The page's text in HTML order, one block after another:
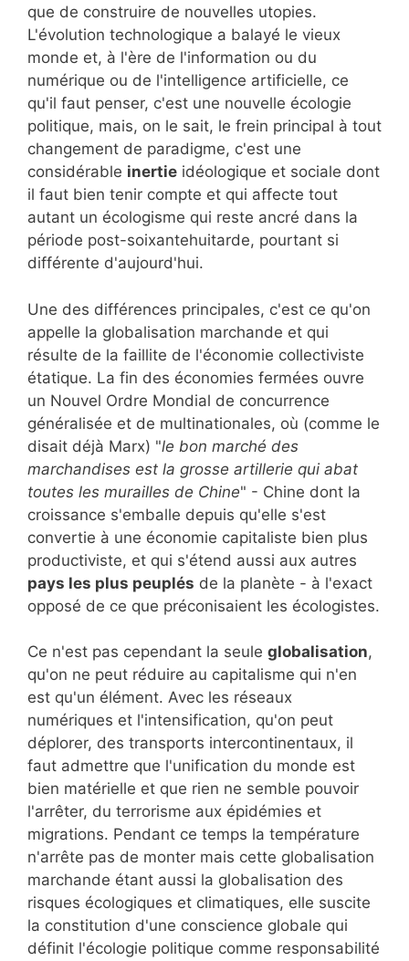
que de construire de nouvelles utopies.
L'évolution technologique a balayé le vieux
monde et, à l'ère de l'information ou du
numérique ou de l'intelligence artificielle, ce
qu'il faut penser, c'est une nouvelle écologie
politique, mais, on le sait, le frein principal à tout
changement de paradigme, c'est une
considérable inertie idéologique et sociale dont
il faut bien tenir compte et qui affecte tout
autant un écologisme qui reste ancré dans la
période post-soixantehuitarde, pourtant si
différente d'aujourd'hui.
Une des différences principales, c'est ce qu'on
appelle la globalisation marchande et qui
résulte de la faillite de l'économie collectiviste
étatique. La fin des économies fermées ouvre
un Nouvel Ordre Mondial de concurrence
généralisée et de multinationales, où (comme le
disait déjà Marx) "le bon marché des
marchandises est la grosse artillerie qui abat
toutes les murailles de Chine" - Chine dont la
croissance s'emballe depuis qu'elle s'est
convertie à une économie capitaliste bien plus
productiviste, et qui s'étend aussi aux autres
pays les plus peuplés de la planète - à l'exact
opposé de ce que préconisaient les écologistes.
Ce n'est pas cependant la seule globalisation,
qu'on ne peut réduire au capitalisme qui n'en
est qu'un élément. Avec les réseaux
numériques et l'intensification, qu'on peut
déplorer, des transports intercontinentaux, il
faut admettre que l'unification du monde est
bien matérielle et que rien ne semble pouvoir
l'arrêter, du terrorisme aux épidémies et
migrations. Pendant ce temps la température
n'arrête pas de monter mais cette globalisation
marchande étant aussi la globalisation des
risques écologiques et climatiques, elle suscite
la constitution d'une conscience globale qui
définit l'écologie politique comme responsabilité